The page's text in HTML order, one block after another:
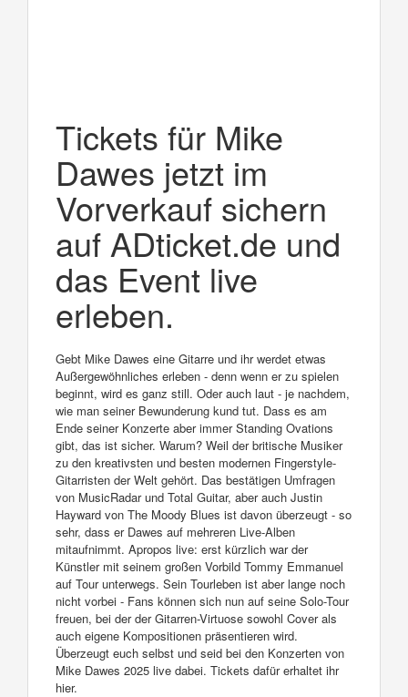
Tickets für Mike
Dawes jetzt im
Vorverkauf sichern
auf ADticket.de und
das Event live
erleben.
Gebt Mike Dawes eine Gitarre und ihr werdet etwas
Außergewöhnliches erleben - denn wenn er zu spielen
beginnt, wird es ganz still. Oder auch laut - je nachdem,
wie man seiner Bewunderung kund tut. Dass es am
Ende seiner Konzerte aber immer Standing Ovations
gibt, das ist sicher. Warum? Weil der britische Musiker
zu den kreativsten und besten modernen Fingerstyle-
Gitarristen der Welt gehört. Das bestätigen Umfragen
von MusicRadar und Total Guitar, aber auch Justin
Hayward von The Moody Blues ist davon überzeugt - so
sehr, dass er Dawes auf mehreren Live-Alben
mitaufnimmt. Apropos live: erst kürzlich war der
Künstler mit seinem großen Vorbild Tommy Emmanuel
auf Tour unterwegs. Sein Tourleben ist aber lange noch
nicht vorbei - Fans können sich nun auf seine Solo-Tour
freuen, bei der der Gitarren-Virtuose sowohl Cover als
auch eigene Kompositionen präsentieren wird.
Überzeugt euch selbst und seid bei den Konzerten von
Mike Dawes 2025 live dabei. Tickets dafür erhaltet ihr
hier.